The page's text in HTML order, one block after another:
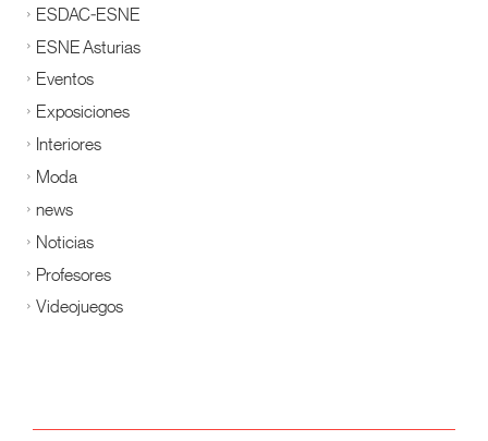
ESDAC-ESNE
ESNE Asturias
Eventos
Exposiciones
Interiores
Moda
news
Noticias
Profesores
Videojuegos